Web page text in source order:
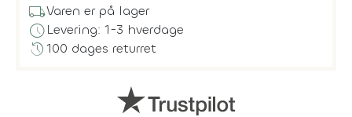
local_shippingVaren er på lager
scheduleLevering: 1-3 hverdage
history100 dages returret